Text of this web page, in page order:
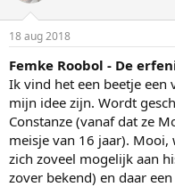
18 aug 2018
Femke Roobol - De
Ik vind het een beetje
mijn idee zijn. Wordt
Constanze (vanaf dat ze
meisje van 16 jaar).
zich zoveel mogelijk aan
zover bekend) en daar